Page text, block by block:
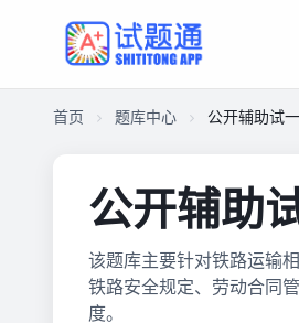
首页 题库中心 公开辅助试
公开辅助
该题库主要针对铁路运输
铁路安全规定、劳动合同
度。